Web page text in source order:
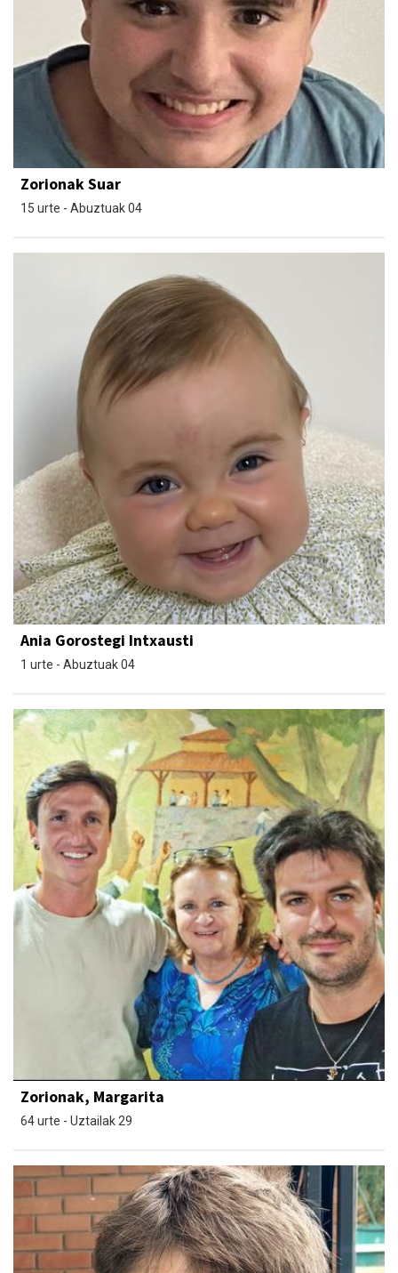
Zorionak Suar
15 urte - Abuztuak 04
Ania Gorostegi Intxausti
1 urte - Abuztuak 04
Zorionak, Margarita
64 urte - Uztailak 29